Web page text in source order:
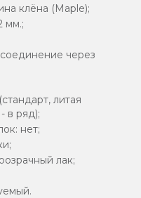
клёна (Maple);
мм.;
через
литая
в ряд);
нет;
лак;